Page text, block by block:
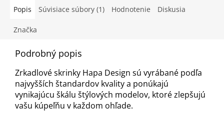
Popis Súvisiace súbory (1) Hodnotenie Diskusia
Značka
Podrobný popis
Zrkadlové skrinky Hapa Design sú vyrábané podľa
najvyšších štandardov kvality a ponúkajú
vynikajúcu škálu štýlových modelov, ktoré zlepšujú
vašu kúpeľňu v každom ohľade.